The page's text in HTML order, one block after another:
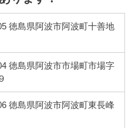
徳島県阿波市阿波町十善地
徳島県阿波市市場町市場字
徳島県阿波市阿波町東長峰